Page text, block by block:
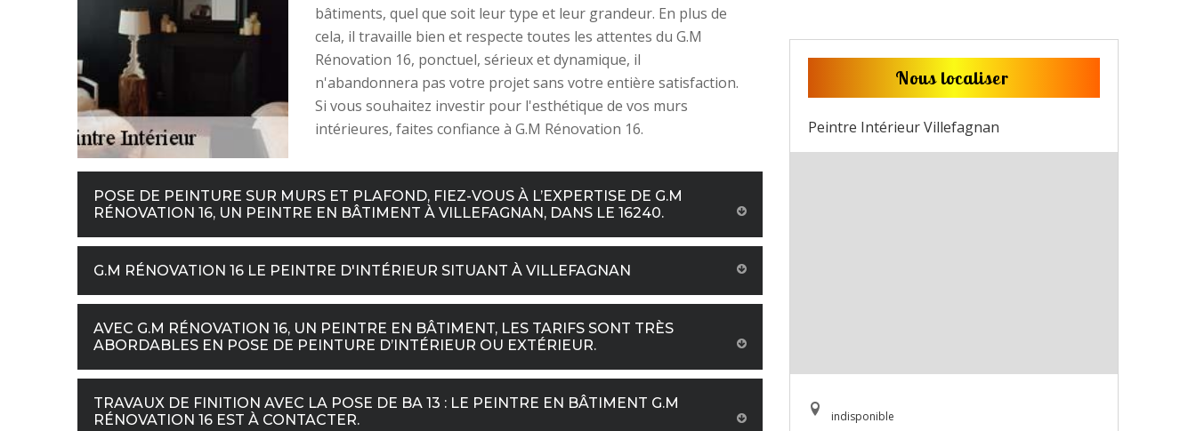
bâtiments, quel que soit leur type et leur grandeur. En plus de
cela, il travaille bien et respecte toutes les attentes du G.M
Rénovation 16, ponctuel, sérieux et dynamique, il
n'abandonnera pas votre projet sans votre entière satisfaction.
Si vous souhaitez investir pour l'esthétique de vos murs
intérieures, faites confiance à G.M Rénovation 16.
POSE DE PEINTURE SUR MURS ET PLAFOND, FIEZ-VOUS À L’EXPERTISE DE G.M
RÉNOVATION 16, UN PEINTRE EN BÂTIMENT À VILLEFAGNAN, DANS LE 16240.
G.M RÉNOVATION 16 LE PEINTRE D'INTÉRIEUR SITUANT À VILLEFAGNAN
AVEC G.M RÉNOVATION 16, UN PEINTRE EN BÂTIMENT, LES TARIFS SONT TRÈS
ABORDABLES EN POSE DE PEINTURE D’INTÉRIEUR OU EXTÉRIEUR.
TRAVAUX DE FINITION AVEC LA POSE DE BA 13 : LE PEINTRE EN BÂTIMENT G.M
RÉNOVATION 16 EST À CONTACTER.
Nous localiser
Peintre Intérieur Villefagnan
indisponible